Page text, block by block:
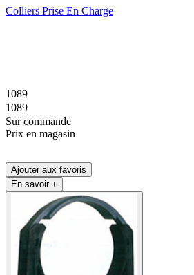
Colliers Prise En Charge
1089
1089
Sur commande
Prix en magasin
Ajouter aux favoris
En savoir +